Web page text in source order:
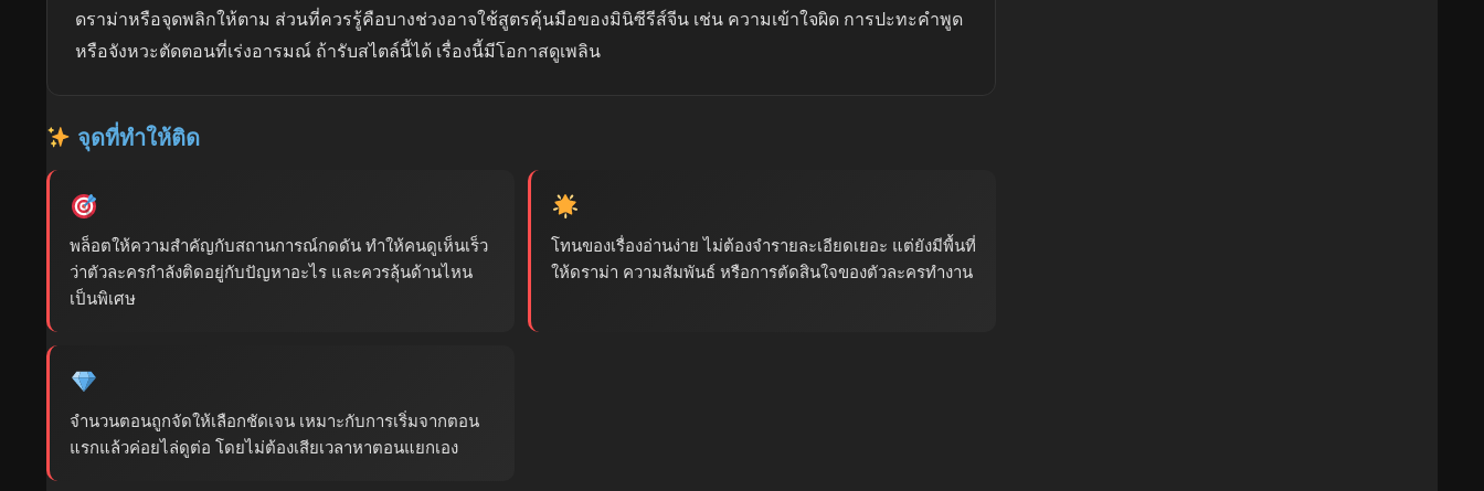
ดราม่าหรือจุดพลิกให้ตาม ส่วนที่ควรรู้คือบางช่วงอาจใช้สูตรคุ้นมือของมินิซีรีส์จีน เช่น ความเข้าใจผิด การปะทะคำพูด
หรือจังหวะตัดตอนที่เร่งอารมณ์ ถ้ารับสไตล์นี้ได้ เรื่องนี้มีโอกาสดูเพลิน
จุดที่ทำให้ติด
พล็อตให้ความสำคัญกับสถานการณ์กดดัน ทำให้คนดูเห็นเร็ว
ว่าตัวละครกำลังติดอยู่กับปัญหาอะไร และควรลุ้นด้านไหน
เป็นพิเศษ
โทนของเรื่องอ่านง่าย ไม่ต้องจำรายละเอียดเยอะ แต่ยังมีพื้นที่
ให้ดราม่า ความสัมพันธ์ หรือการตัดสินใจของตัวละครทำงาน
จำนวนตอนถูกจัดให้เลือกชัดเจน เหมาะกับการเริ่มจากตอน
แรกแล้วค่อยไล่ดูต่อ โดยไม่ต้องเสียเวลาหาตอนแยกเอง